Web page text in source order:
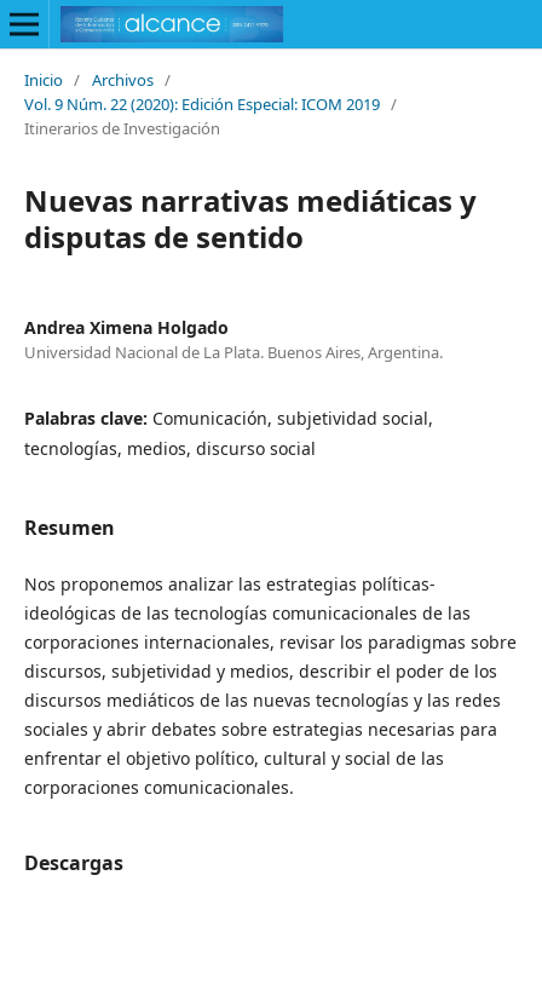
Inicio / Archivos /
Vol. 9 Núm. 22 (2020): Edición Especial: ICOM 2019 /
Itinerarios de Investigación
Nuevas narrativas mediáticas y
disputas de sentido
Andrea Ximena Holgado
Universidad Nacional de La Plata. Buenos Aires, Argentina.
Palabras clave: Comunicación, subjetividad social,
tecnologías, medios, discurso social
Resumen
Nos proponemos analizar las estrategias políticas-
ideológicas de las tecnologías comunicacionales de las
corporaciones internacionales, revisar los paradigmas sobre
discursos, subjetividad y medios, describir el poder de los
discursos mediáticos de las nuevas tecnologías y las redes
sociales y abrir debates sobre estrategias necesarias para
enfrentar el objetivo político, cultural y social de las
corporaciones comunicacionales.
Descargas